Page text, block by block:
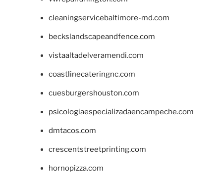
cleaningservicebaltimore-md.com
beckslandscapeandfence.com
vistaaltadelveramendi.com
coastlinecateringnc.com
cuesburgershouston.com
psicologiaespecializadaencampeche.com
dmtacos.com
crescentstreetprinting.com
hornopizza.com